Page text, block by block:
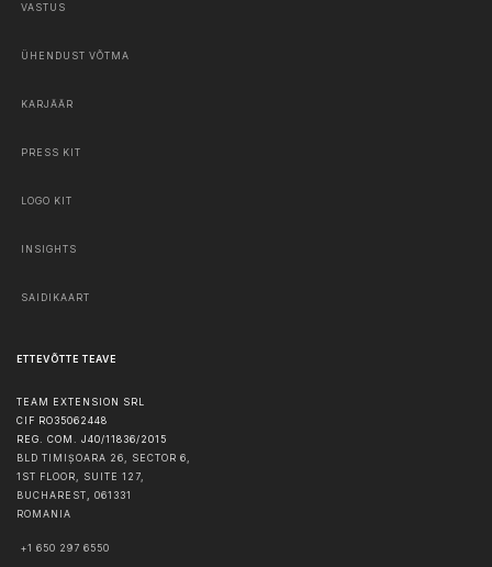
VASTUS
ÜHENDUST VÕTMA
KARJÄÄR
PRESS KIT
LOGO KIT
INSIGHTS
SAIDIKAART
ETTEVÕTTE TEAVE
TEAM EXTENSION SRL
CIF RO35062448
REG. COM. J40/11836/2015
BLD TIMIȘOARA 26, SECTOR 6,
1ST FLOOR, SUITE 127,
BUCHAREST, 061331
ROMANIA
+1 650 297 6550